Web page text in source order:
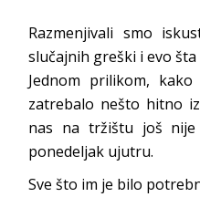
Razmenjivali smo
slučajnih greški i evo
Jednom prilikom,
zatrebalo nešto hitno
nas na tržištu još nije
ponedeljak ujutru.
Sve što im je bilo